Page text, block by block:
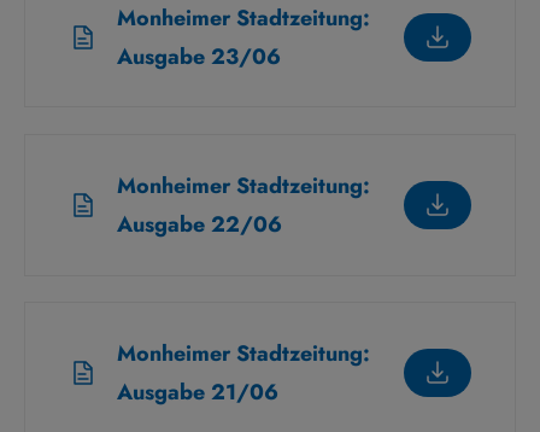
Monheimer Stadtzeitung:
Ausgabe 23/06
Monheimer Stadtzeitung:
Ausgabe 22/06
Monheimer Stadtzeitung:
Ausgabe 21/06